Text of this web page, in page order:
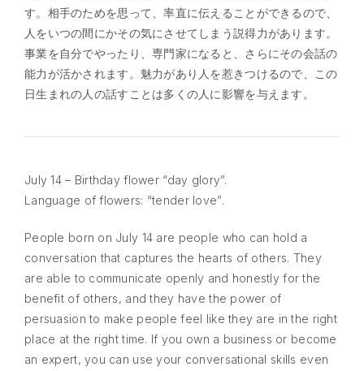
す。相手のためを思って、率直に伝えることができるので、
人をいつの間にかその気にさせてしまう説得力があります。
事業を自分でやったり、専門家になると、さらにその会話の
能力が活かされます。魅力があり人を惹きつけるので、この
日生まれの人の話すことは多くの人に影響を与えます。
July 14 – Birthday flower “day glory”.
Language of flowers: “tender love”.
People born on July 14 are people who can hold a
conversation that captures the hearts of others. They
are able to communicate openly and honestly for the
benefit of others, and they have the power of
persuasion to make people feel like they are in the right
place at the right time. If you own a business or become
an expert, you can use your conversational skills even